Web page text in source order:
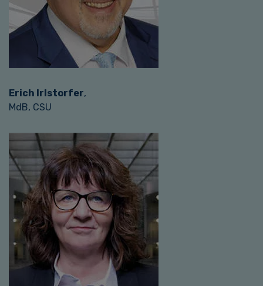
Erich Irlstorfer,
MdB, CSU